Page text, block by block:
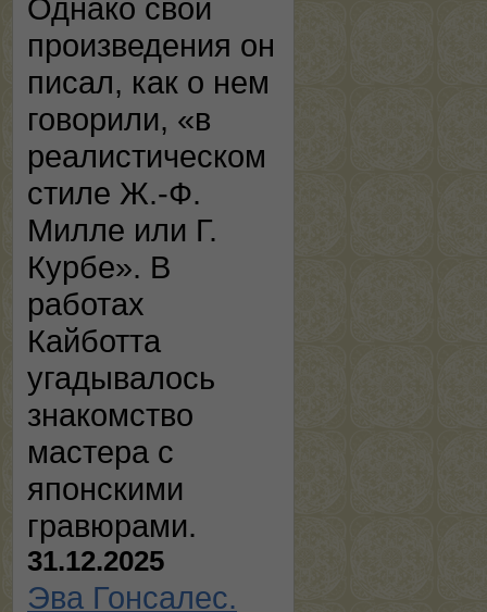
Однако свои
произведения он
писал, как о нем
говорили, «в
реалистическом
стиле Ж.-Ф.
Милле или Г.
Курбе». В
работах
Кайботта
угадывалось
знакомство
мастера с
японскими
гравюрами.
31.12.2025
Эва Гонсалес.